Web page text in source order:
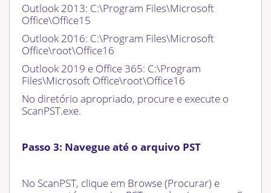
Outlook 2013: C:\Program Files\Microsoft
Office\Office15
Outlook 2016: C:\Program Files\Microsoft
Office\root\Office16
Outlook 2019 e Office 365: C:\Program
Files\Microsoft Office\root\Office16
No diretório apropriado, procure e execute o
ScanPST.exe.
Passo 3: Navegue até o arquivo PST
No ScanPST, clique em Browse (Procurar) e